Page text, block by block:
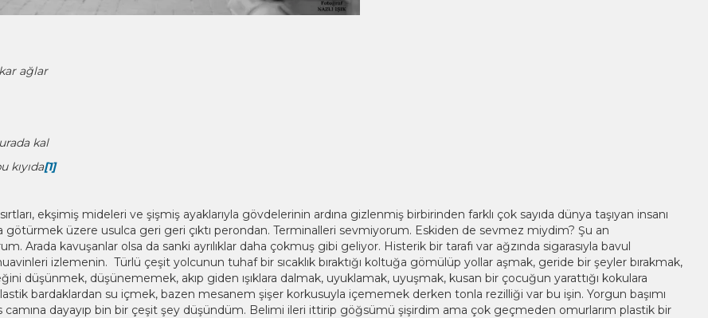
ağlar
kal
kıyıda[1]
ekşimiş mideleri ve şişmiş ayaklarıyla gövdelerinin ardına gizlenmiş birbirinden farklı çok sayıda dünya taşıyan insanı
götürmek üzere usulca geri geri çıktı perondan. Terminalleri sevmiyorum. Eskiden de sevmez miydim? Şu an
Arada kavuşanlar olsa da sanki ayrılıklar daha çokmuş gibi geliyor. Histerik bir tarafı var ağzında sigarasıyla bavul
izlemenin. Türlü çeşit yolcunun tuhaf bir sıcaklık bıraktığı koltuğa gömülüp yollar aşmak, geride bir şeyler bırakmak,
düşünmek, düşünememek, akıp giden ışıklara dalmak, uyuklamak, uyuşmak, kusan bir çocuğun yarattığı kokulara
bardaklardan su içmek, bazen mesanem şişer korkusuyla içememek derken tonla rezilliği var bu işin. Yorgun başımı
dayayıp bin bir çeşit şey düşündüm. Belimi ileri ittirip göğsümü şişirdim ama çok geçmeden omurlarım plastik bir